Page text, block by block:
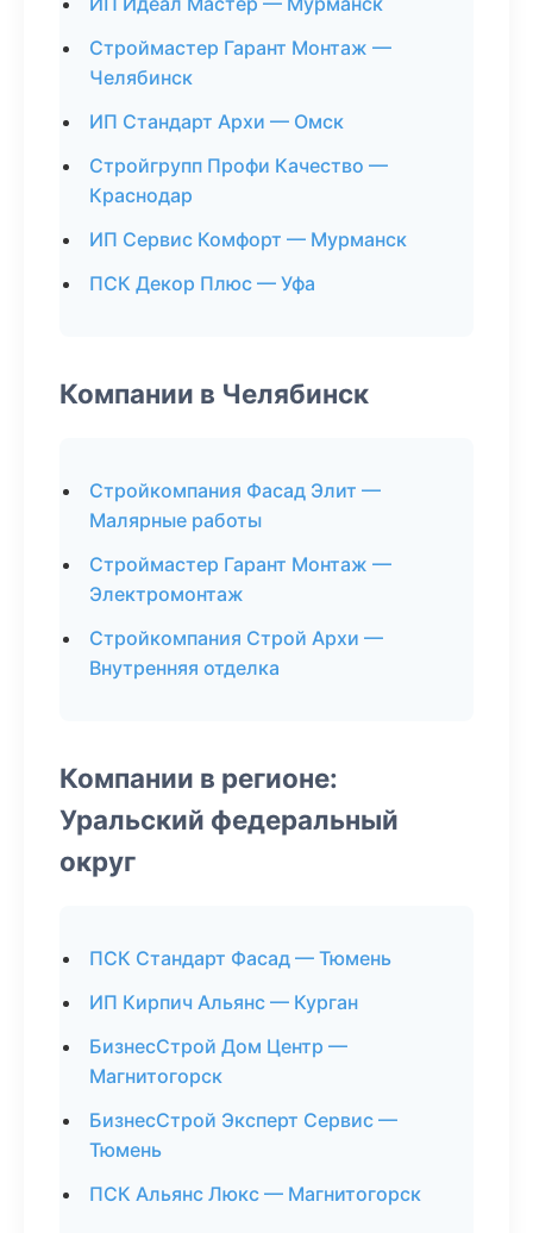
Строймастер Гарант Монтаж —
Челябинск
ИП Стандарт Архи — Омск
Стройгрупп Профи Качество —
Краснодар
ИП Сервис Комфорт — Мурманск
ПСК Декор Плюс — Уфа
Компании в Челябинск
Стройкомпания Фасад Элит —
Малярные работы
Строймастер Гарант Монтаж —
Электромонтаж
Стройкомпания Строй Архи —
Внутренняя отделка
Компании в регионе:
Уральский федеральный
округ
ПСК Стандарт Фасад — Тюмень
ИП Кирпич Альянс — Курган
БизнесСтрой Дом Центр —
Магнитогорск
БизнесСтрой Эксперт Сервис —
Тюмень
ПСК Альянс Люкс — Магнитогорск